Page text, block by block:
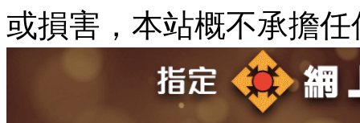
或損害，本站概不承擔